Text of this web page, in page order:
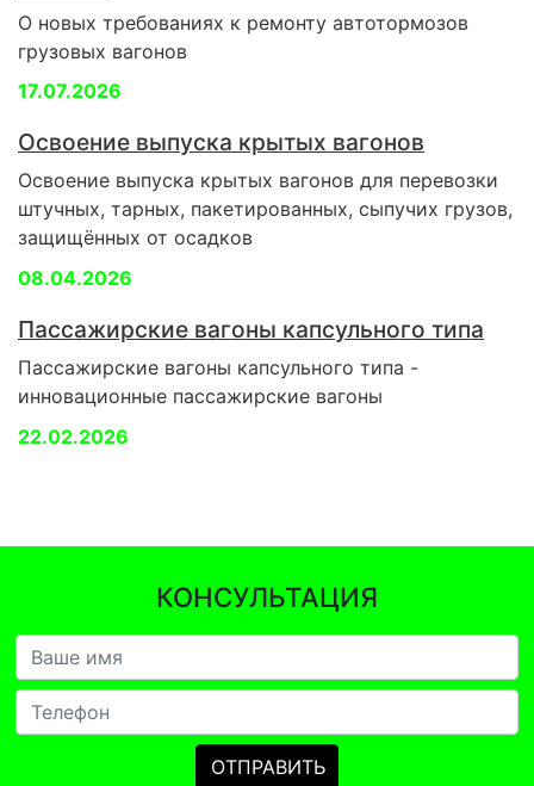
О новых требованиях к ремонту автотормозов
грузовых вагонов
17.07.2026
Освоение выпуска крытых вагонов
Освоение выпуска крытых вагонов для перевозки
штучных, тарных, пакетированных, сыпучих грузов,
защищённых от осадков
08.04.2026
Пассажирские вагоны капсульного типа
Пассажирские вагоны капсульного типа -
инновационные пассажирские вагоны
22.02.2026
КОНСУЛЬТАЦИЯ